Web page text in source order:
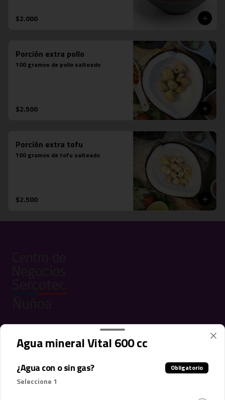
$2.000
Porción extra pollo
100 gramos de pollo salteado
$2.500
Porción extra tofu
100 gramos de tofu salteado
$2.500
Contáctanos
Términos y condiciones
Política de privacidad
Agua mineral Vital 600 cc
¿Agua con o sin gas? Obligatorio
Seleccione 1